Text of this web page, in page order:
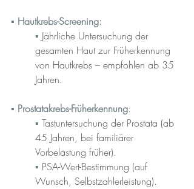
▪︎ Hautkrebs-Screening:
▪︎ Jährliche Untersuchung der
gesamten Haut zur Früherkennung
von Hautkrebs – empfohlen ab 35
Jahren.
▪︎ Prostatakrebs-Früherkennung:
▪︎ Tastuntersuchung der Prostata (ab
45 Jahren, bei familiärer
Vorbelastung früher).
▪︎ PSA-Wert-Bestimmung (auf
Wunsch, Selbstzahlerleistung).